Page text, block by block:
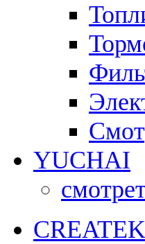
YUCHAI
CREATEK